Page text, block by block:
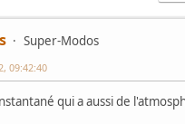
Super-Modos
09:42:40
qui a aussi de